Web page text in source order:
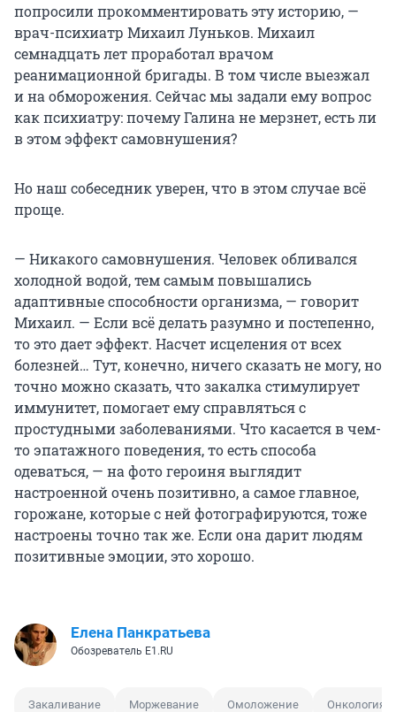
попросили прокомментировать эту историю, —
врач-психиатр Михаил Луньков. Михаил
семнадцать лет проработал врачом
реанимационной бригады. В том числе выезжал
и на обморожения. Сейчас мы задали ему вопрос
как психиатру: почему Галина не мерзнет, есть ли
в этом эффект самовнушения?
Но наш собеседник уверен, что в этом случае всё
проще.
— Никакого самовнушения. Человек обливался
холодной водой, тем самым повышались
адаптивные способности организма, — говорит
Михаил. — Если всё делать разумно и постепенно,
то это дает эффект. Насчет исцеления от всех
болезней… Тут, конечно, ничего сказать не могу, но
точно можно сказать, что закалка стимулирует
иммунитет, помогает ему справляться с
простудными заболеваниями. Что касается в чем-
то эпатажного поведения, то есть способа
одеваться, — на фото героиня выглядит
настроенной очень позитивно, а самое главное,
горожане, которые с ней фотографируются, тоже
настроены точно так же. Если она дарит людям
позитивные эмоции, это хорошо.
Елена Панкратьева
Обозреватель E1.RU
Закаливание Моржевание Омоложение Онкология